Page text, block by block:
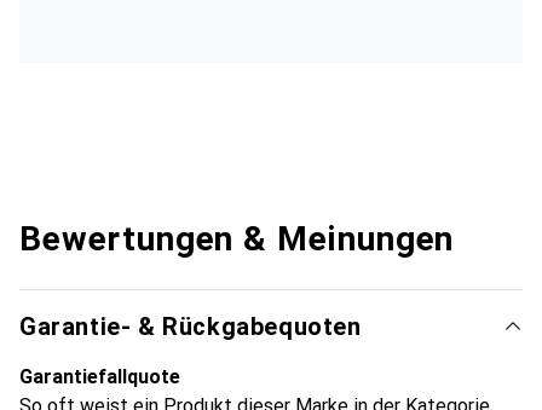
Bewertungen & Meinungen
Garantie- & Rückgabequoten
Garantiefallquote
So oft weist ein Produkt dieser Marke in der Kategorie